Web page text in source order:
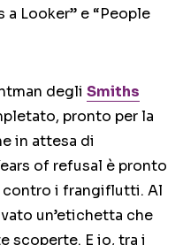
a Looker” e “People
degli Smiths
pronto per la
in attesa di
of refusal è pronto
contro i frangiflutti. Al
un’etichetta che
scoperte. E io, tra i